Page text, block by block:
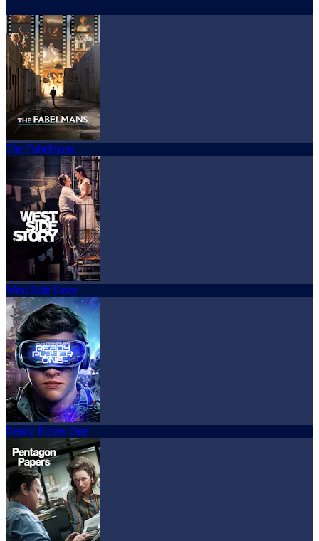
The Fabelmans
West Side Story
Ready Player One